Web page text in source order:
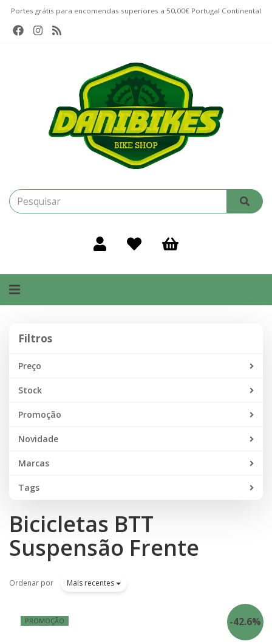
Portes grátis para encomendas superiores a 50,00€ Portugal Continental
Alternar
Filtros
Preço
Stock
Promoção
Novidade
Marcas
Tags
Bicicletas BTT
Suspensão Frente
Ordenar por Mais recentes
-42.6%
PROMOÇÃO